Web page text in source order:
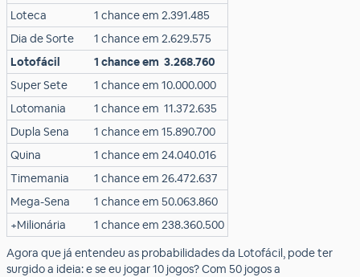
Loteca
1 chance em 2.391.485
Dia de Sorte
1 chance em 2.629.575
Lotofácil
1 chance em 3.268.760
Super Sete
1 chance em 10.000.000
Lotomania
1 chance em 11.372.635
Dupla Sena
1 chance em 15.890.700
Quina
1 chance em 24.040.016
Timemania
1 chance em 26.472.637
Mega-Sena
1 chance em 50.063.860
+Milionária
1 chance em 238.360.500
Agora que já entendeu as probabilidades da Lotofácil, pode ter
surgido a ideia: e se eu jogar 10 jogos? Com 50 jogos a